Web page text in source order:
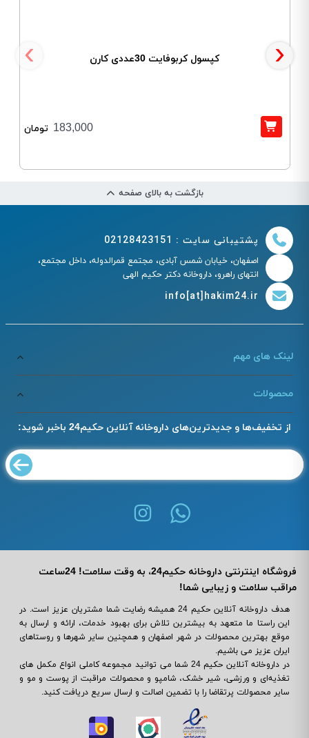
کپسول کربوفایت 30عددی کارن
183,000 تومان
‹ ›
بازگشت به بالای صفحه
پشتیبانی سایت : 02128423151
اصفهان، خیابان شمس آبادی، مجتمع قمرالدوله، داخل مجتمع،
انتهای راهرو، داروخانه دکتر حکیم الهی
info[at]hakim24.ir
لینک های مهم
محصولات
از تخفیف‌ها و جدیدترین‌های داروخانه آنلاین حکیم24 باخبر شوید:
فروشگاه اینترنتی داروخانه حکیم24، به وقت سلامت! 24ساعت
مراقب سلامت و زیبایی شما!
هدف داروخانه آنلاین حکیم 24 همیشه رضایت شما مشتریان عزیز است. در
این راستا ما متعهد به بیشترین تلاش برای بهبود خدمات، ارائه و ارسال به
موقع بهترین محصولات در شهر اصفهان و همچنین سایر شهرها و روستاهای
ایران عزیز می باشیم.
در داروخانه آنلاین حکیم 24 شما می ‌توانید مجموعه کاملی انواع مکمل‌ های
تغذیه‌ای و ورزشی، شیر خشک، شامپو و محصولات مراقبت از پوست و مو و
سایر محصولات پرتقاضا را با تضمین اصالت و ارسال سریع دریافت کنید.